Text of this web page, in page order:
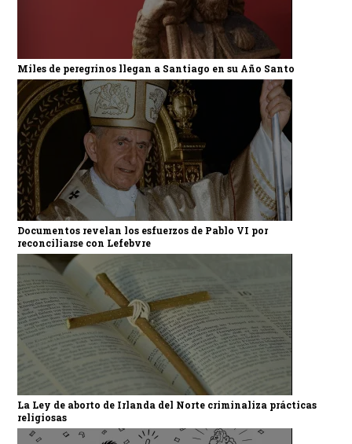
Miles de peregrinos llegan a Santiago en su Año Santo
Documentos revelan los esfuerzos de Pablo VI por
reconciliarse con Lefebvre
La Ley de aborto de Irlanda del Norte criminaliza prácticas
religiosas